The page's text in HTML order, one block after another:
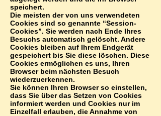
speichert.
Die meisten der von uns verwendeten
Cookies sind so genannte “Session-
Cookies”. Sie werden nach Ende Ihres
Besuchs automatisch gelöscht. Andere
Cookies bleiben auf Ihrem Endgerät
gespeichert bis Sie diese löschen. Diese
Cookies ermöglichen es uns, Ihren
Browser beim nächsten Besuch
wiederzuerkennen.
Sie können Ihren Browser so einstellen,
dass Sie über das Setzen von Cookies
informiert werden und Cookies nur im
Einzelfall erlauben, die Annahme von